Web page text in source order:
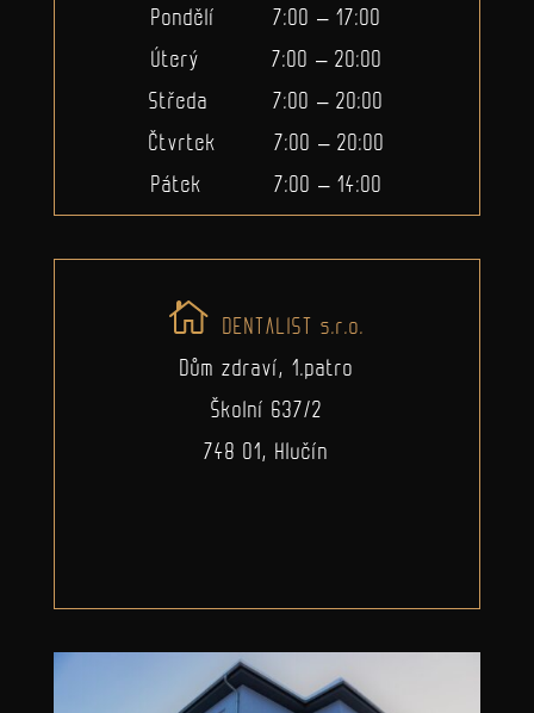
Pondělí 7:00 – 17:00
Úterý 7:00 – 20:00
Středa 7:00 – 20:00
Čtvrtek 7:00 – 20:00
Pátek 7:00 – 14:00
DENTALIST s.r.o.
Dům zdraví, 1.patro
Školní 637/2
748 01, Hlučín